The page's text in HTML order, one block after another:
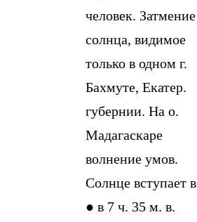
человек. Затмение
солнца, видимое
только в одном г.
Бахмуте, Екатер.
губернии. На о.
Мадагаскаре
волнение умов.
Солнце вступает в
● в 7 ч. 35 м. в.